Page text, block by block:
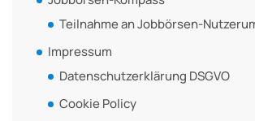
Teilnahme an Jobbörsen-
Impressum
Datenschutzerklärung DSGVO
Cookie Policy